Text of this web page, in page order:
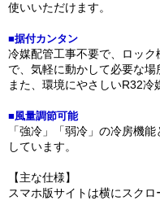
使いいただけます。
■据付カンタン
冷媒配管工事不要で、ロッ
で、気軽に動かして必要な場
また、環境にやさしいR32冷
■風量調節可能
「強冷」「弱冷」の冷房機
しています。
【主な仕様】
スマホ版サイトは横にスクロ